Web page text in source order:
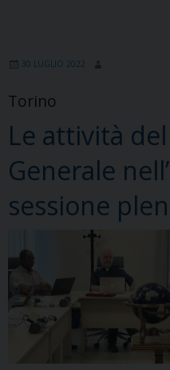
30 LUGLIO 2022
Torino
Le attività
Generale
sessione